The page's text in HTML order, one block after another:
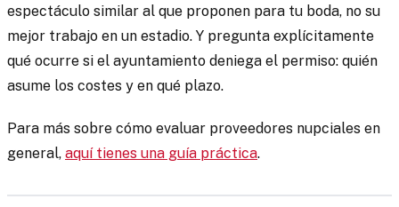
espectáculo similar al que proponen para tu boda, no su
mejor trabajo en un estadio. Y pregunta explícitamente
qué ocurre si el ayuntamiento deniega el permiso: quién
asume los costes y en qué plazo.
Para más sobre cómo evaluar proveedores nupciales en
general, aquí tienes una guía práctica.